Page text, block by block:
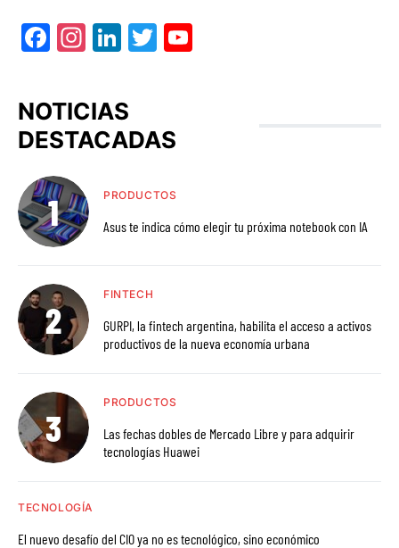
Facebook
Instagram
LinkedIn
Twitter
NOTICIAS
DESTACADAS
PRODUCTOS
Asus te indica cómo elegir tu próxima notebook con IA
FINTECH
GURPI, la fintech argentina, habilita el acceso a activos
productivos de la nueva economía urbana
PRODUCTOS
Las fechas dobles de Mercado Libre y para adquirir
tecnologías Huawei
TECNOLOGÍA
El nuevo desafío del CIO ya no es tecnológico, sino económico